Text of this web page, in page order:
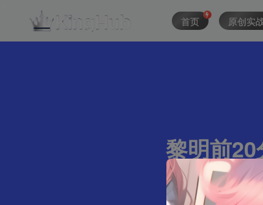
黎明前
292字
首页 原创实